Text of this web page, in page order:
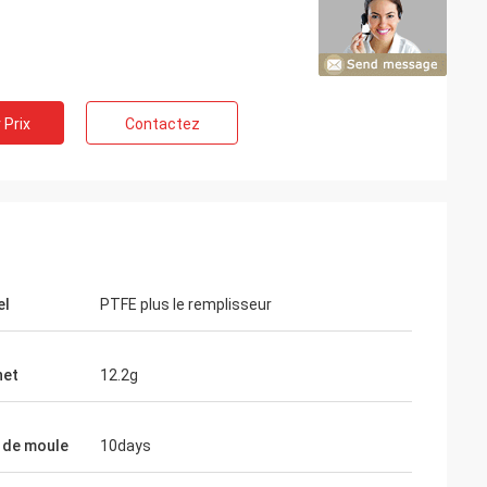
Prix Contactez
PTFE plus le remplisseur
12.2g
moule 10days